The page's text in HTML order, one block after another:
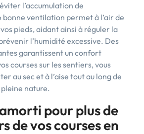
l’accumulation de
ventilation permet à l’air de
pieds, aidant ainsi à réguler la
l’humidité excessive. Des
garantissent un confort
courses sur les sentiers, vous
au sec et à l’aise tout au long de
nature.
pour plus de
de vos courses en